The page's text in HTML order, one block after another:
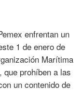
enfrentan un
1 de enero de
Marítima
prohíben a las
un contenido de